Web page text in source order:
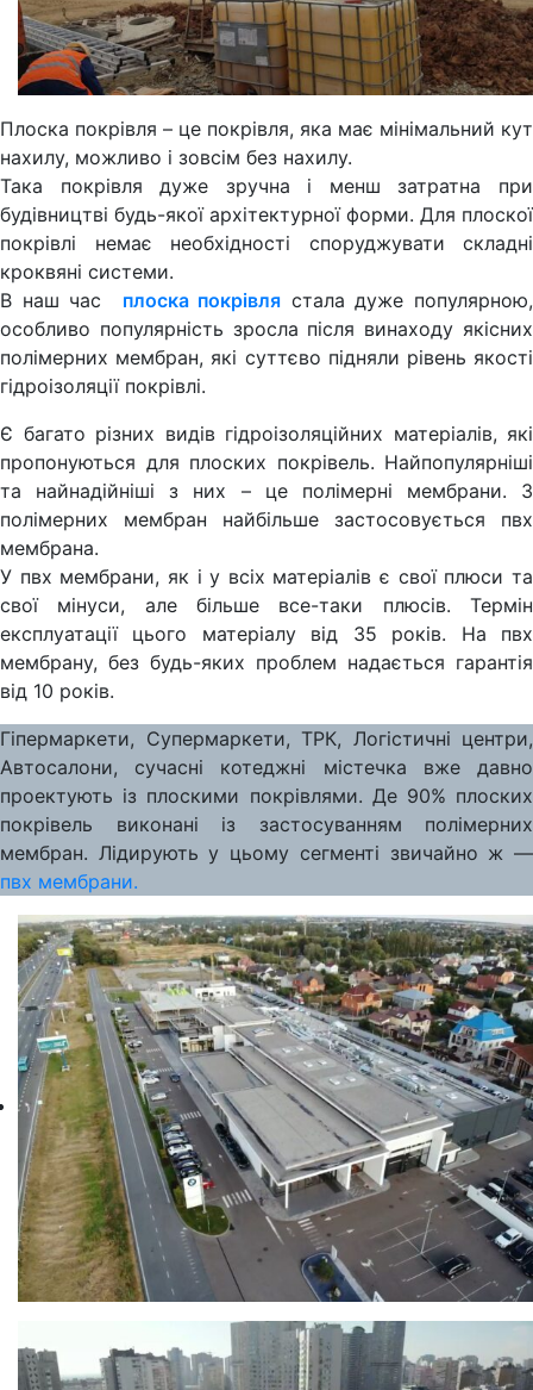
Плоска покрівля – це покрівля, яка має мінімальний кут
нахилу, можливо і зовсім без нахилу.
Така покрівля дуже зручна і менш затратна при
будівництві будь-якої архітектурної форми. Для плоскої
покрівлі немає необхідності споруджувати складні
кроквяні системи.
В наш час
плоска покрівля стала дуже популярною,
особливо популярність зросла після винаходу якісних
полімерних мембран, які суттєво підняли рівень якості
гідроізоляції покрівлі.
Є багато різних видів гідроізоляційних матеріалів, які
пропонуються для плоских покрівель. Найпопулярніші
та найнадійніші з них – це полімерні мембрани. З
полімерних мембран найбільше застосовується пвх
мембрана.
У пвх мембрани, як і у всіх матеріалів є свої плюси та
свої мінуси, але більше все-таки плюсів. Термін
експлуатації цього матеріалу від 35 років. На пвх
мембрану, без будь-яких проблем надається гарантія
від 10 років.
Гіпермаркети, Супермаркети, ТРК, Логістичні центри,
Автосалони, сучасні котеджні містечка вже давно
проектують із плоскими покрівлями. Де 90% плоских
покрівель виконані із застосуванням полімерних
мембран. Лідирують у цьому сегменті звичайно ж —
пвх мембрани.